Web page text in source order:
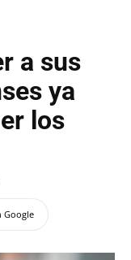
a sus
ya
los
Google